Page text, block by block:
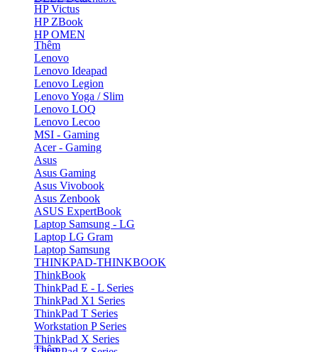
HP Victus
HP ZBook
HP OMEN
Thêm
Lenovo
Lenovo Ideapad
Lenovo Legion
Lenovo Yoga / Slim
Lenovo LOQ
Lenovo Lecoo
MSI - Gaming
Acer - Gaming
Asus
Asus Gaming
Asus Vivobook
Asus Zenbook
ASUS ExpertBook
Laptop Samsung - LG
Laptop LG Gram
Laptop Samsung
THINKPAD-THINKBOOK
ThinkBook
ThinkPad E - L Series
ThinkPad X1 Series
ThinkPad T Series
Workstation P Series
ThinkPad X Series
Thêm